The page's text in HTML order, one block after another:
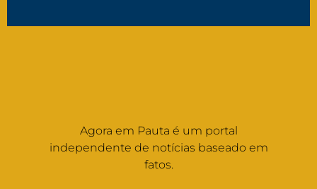
Agora em Pauta é um portal
independente de notícias baseado em
fatos.